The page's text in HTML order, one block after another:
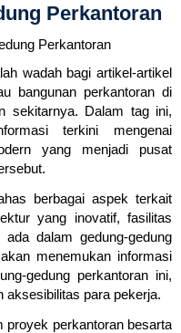
Perkantoran
Perkantoran
wadah bagi artikel-artikel
bangunan perkantoran di
sekitarnya. Dalam tag ini,
terkini mengenai
yang menjadi pusat
berbagai aspek terkait
yang inovatif, fasilitas
dalam gedung-gedung
menemukan informasi
gedung perkantoran ini,
aksesibilitas para pekerja.
proyek perkantoran besarta